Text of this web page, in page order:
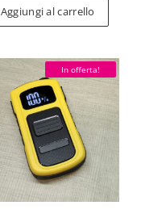
Aggiungi al carrello
In offerta!